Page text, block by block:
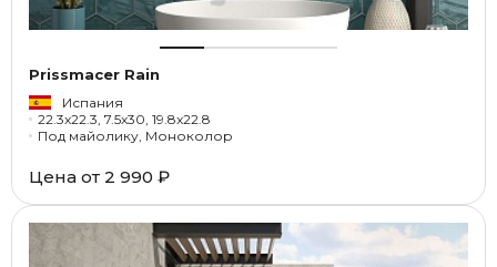
Prissmacer Rain
Испания
22.3x22.3, 7.5x30, 19.8x22.8
Под майолику, Моноколор
Цена от 2 990 ₽